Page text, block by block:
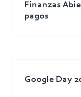
Finanzas
pagos
Google Day